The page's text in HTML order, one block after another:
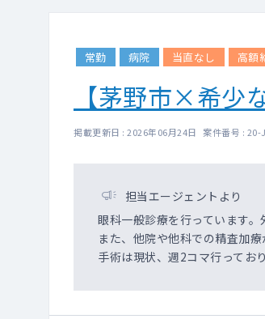
常勤 病院 当直なし 高額
【茅野市×希少
掲載更新日 : 2026年06月24日 案件番号 : 20-
担当エージェントより
眼科一般診療を行っています
また、他院や他科での精査加
手術は現状、週2コマ行っており